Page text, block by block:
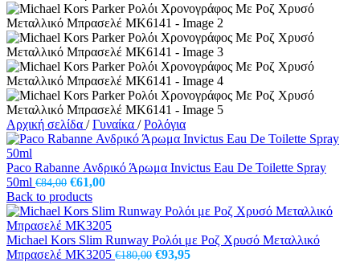
Αρχική σελίδα / Γυναίκα / Ρολόγια
Paco Rabanne Ανδρικό Άρωμα Invictus Eau De Toilette Spray
50ml €84,00 Original
price
was:
€84,00.
€61,00Η
τιμή
είναι:
€61,00.
Back to products
Michael Kors Slim Runway Ρολόι με Ροζ Χρυσό Μεταλλικό
Μπρασελέ MK3205 €180,00 Original
€93,95Η